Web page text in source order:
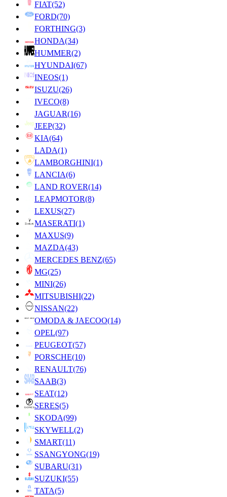
FIAT(52)
FORD(70)
FORTHING(3)
HONDA(34)
HUMMER(2)
HYUNDAI(67)
INEOS(1)
ISUZU(26)
IVECO(8)
JAGUAR(16)
JEEP(32)
KIA(64)
LADA(1)
LAMBORGHINI(1)
LANCIA(6)
LAND ROVER(14)
LEAPMOTOR(8)
LEXUS(27)
MASERATI(1)
MAXUS(9)
MAZDA(43)
MERCEDES BENZ(65)
MG(25)
MINI(26)
MITSUBISHI(22)
NISSAN(22)
OMODA & JAECOO(14)
OPEL(97)
PEUGEOT(57)
PORSCHE(10)
RENAULT(76)
SAAB(3)
SEAT(12)
SERES(5)
SKODA(99)
SKYWELL(2)
SMART(11)
SSANGYONG(19)
SUBARU(31)
SUZUKI(55)
TATA(5)